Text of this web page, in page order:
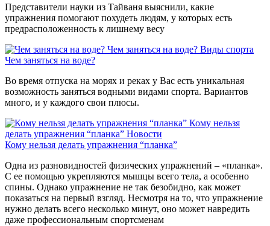
Представители науки из Тайваня выяснили, какие
упражнения помогают похудеть людям, у которых есть
предрасположенность к лишнему весу
Чем заняться на воде? Виды спорта
Чем заняться на воде?
Во время отпуска на морях и реках у Вас есть уникальная
возможность заняться водными видами спорта. Вариантов
много, и у каждого свои плюсы.
Кому нельзя
делать упражнения “планка” Новости
Кому нельзя делать упражнения “планка”
Одна из разновидностей физических упражнений – «планка».
С ее помощью укрепляются мышцы всего тела, а особенно
спины. Однако упражнение не так безобидно, как может
показаться на первый взгляд. Несмотря на то, что упражнение
нужно делать всего несколько минут, оно может навредить
даже профессиональным спортсменам